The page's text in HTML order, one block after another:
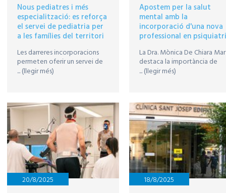
Nous pediatres i més
especialització: es reforça
el servei de pediatria per
a les famílies del territori
Les darreres incorporacions
permeten oferir un servei de
consultes externes continuat,
... (llegir més)
Apostem per la salut
mental amb la
incorporació d'una nova
professional en
La Dra. Mònica De Chiara
destaca la importància de
detectar a temps els signes
... (llegir més)
20/8/2025 18/8/2025